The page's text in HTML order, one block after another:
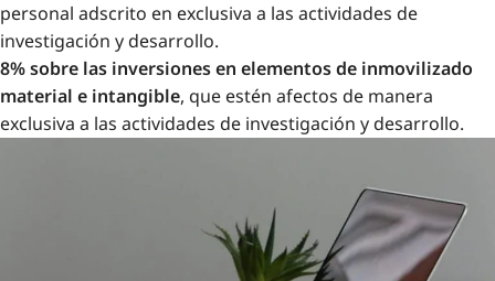
personal adscrito en exclusiva a las actividades de
investigación y desarrollo.
8% sobre las inversiones en elementos de inmovilizado
material e intangible, que estén afectos de manera
exclusiva a las actividades de investigación y desarrollo.